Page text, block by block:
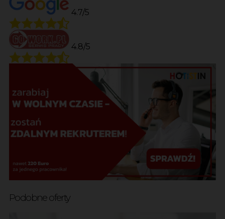
4.7/5
4.8/5
Podobne oferty